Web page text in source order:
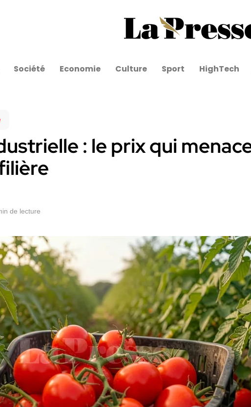
Société Economie Culture Sport HighTech
: le prix qui
de lecture